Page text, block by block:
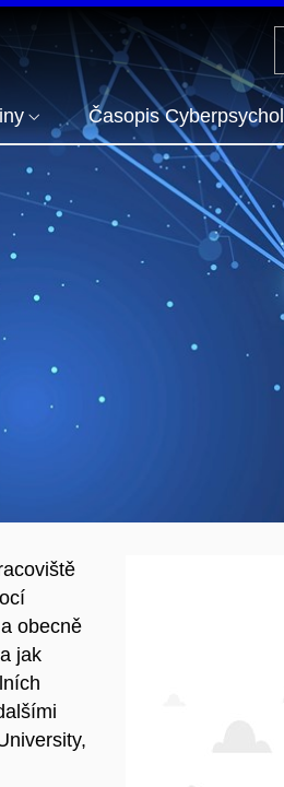
Časopis
obecně
jak